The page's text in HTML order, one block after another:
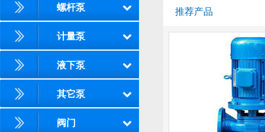
螺杆泵
计量泵
液下泵
其它泵
阀门
推荐产品